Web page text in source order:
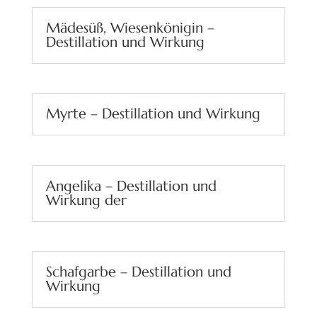
Mädesüß, Wiesenkönigin –
Destillation und Wirkung
Myrte – Destillation und Wirkung
Angelika – Destillation und
Wirkung der
Schafgarbe – Destillation und
Wirkung